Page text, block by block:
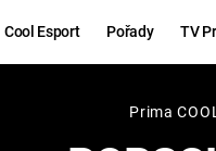
Cool Esport Pořady TV
Prima COOL